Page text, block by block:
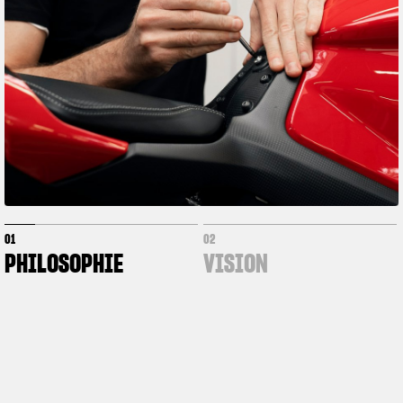
Zeigen Sie, was Sie fahren
01
PHILOSOPHIE
02
VISION